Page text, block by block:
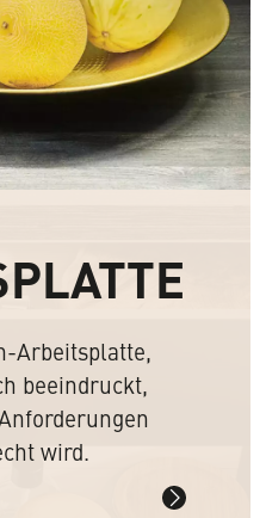
Arbeitsplatte,
beeindruckt,
wird.